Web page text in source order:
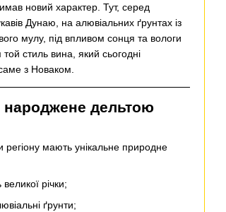
новий характер. Тут, серед
Дунаю, на алювіальних ґрунтах із
мулу, під впливом сонця та вологи
стиль вина, який сьогодні
з Новаком.
народжене дельтою
регіону мають унікальне природне
великої річки;
ґрунти;